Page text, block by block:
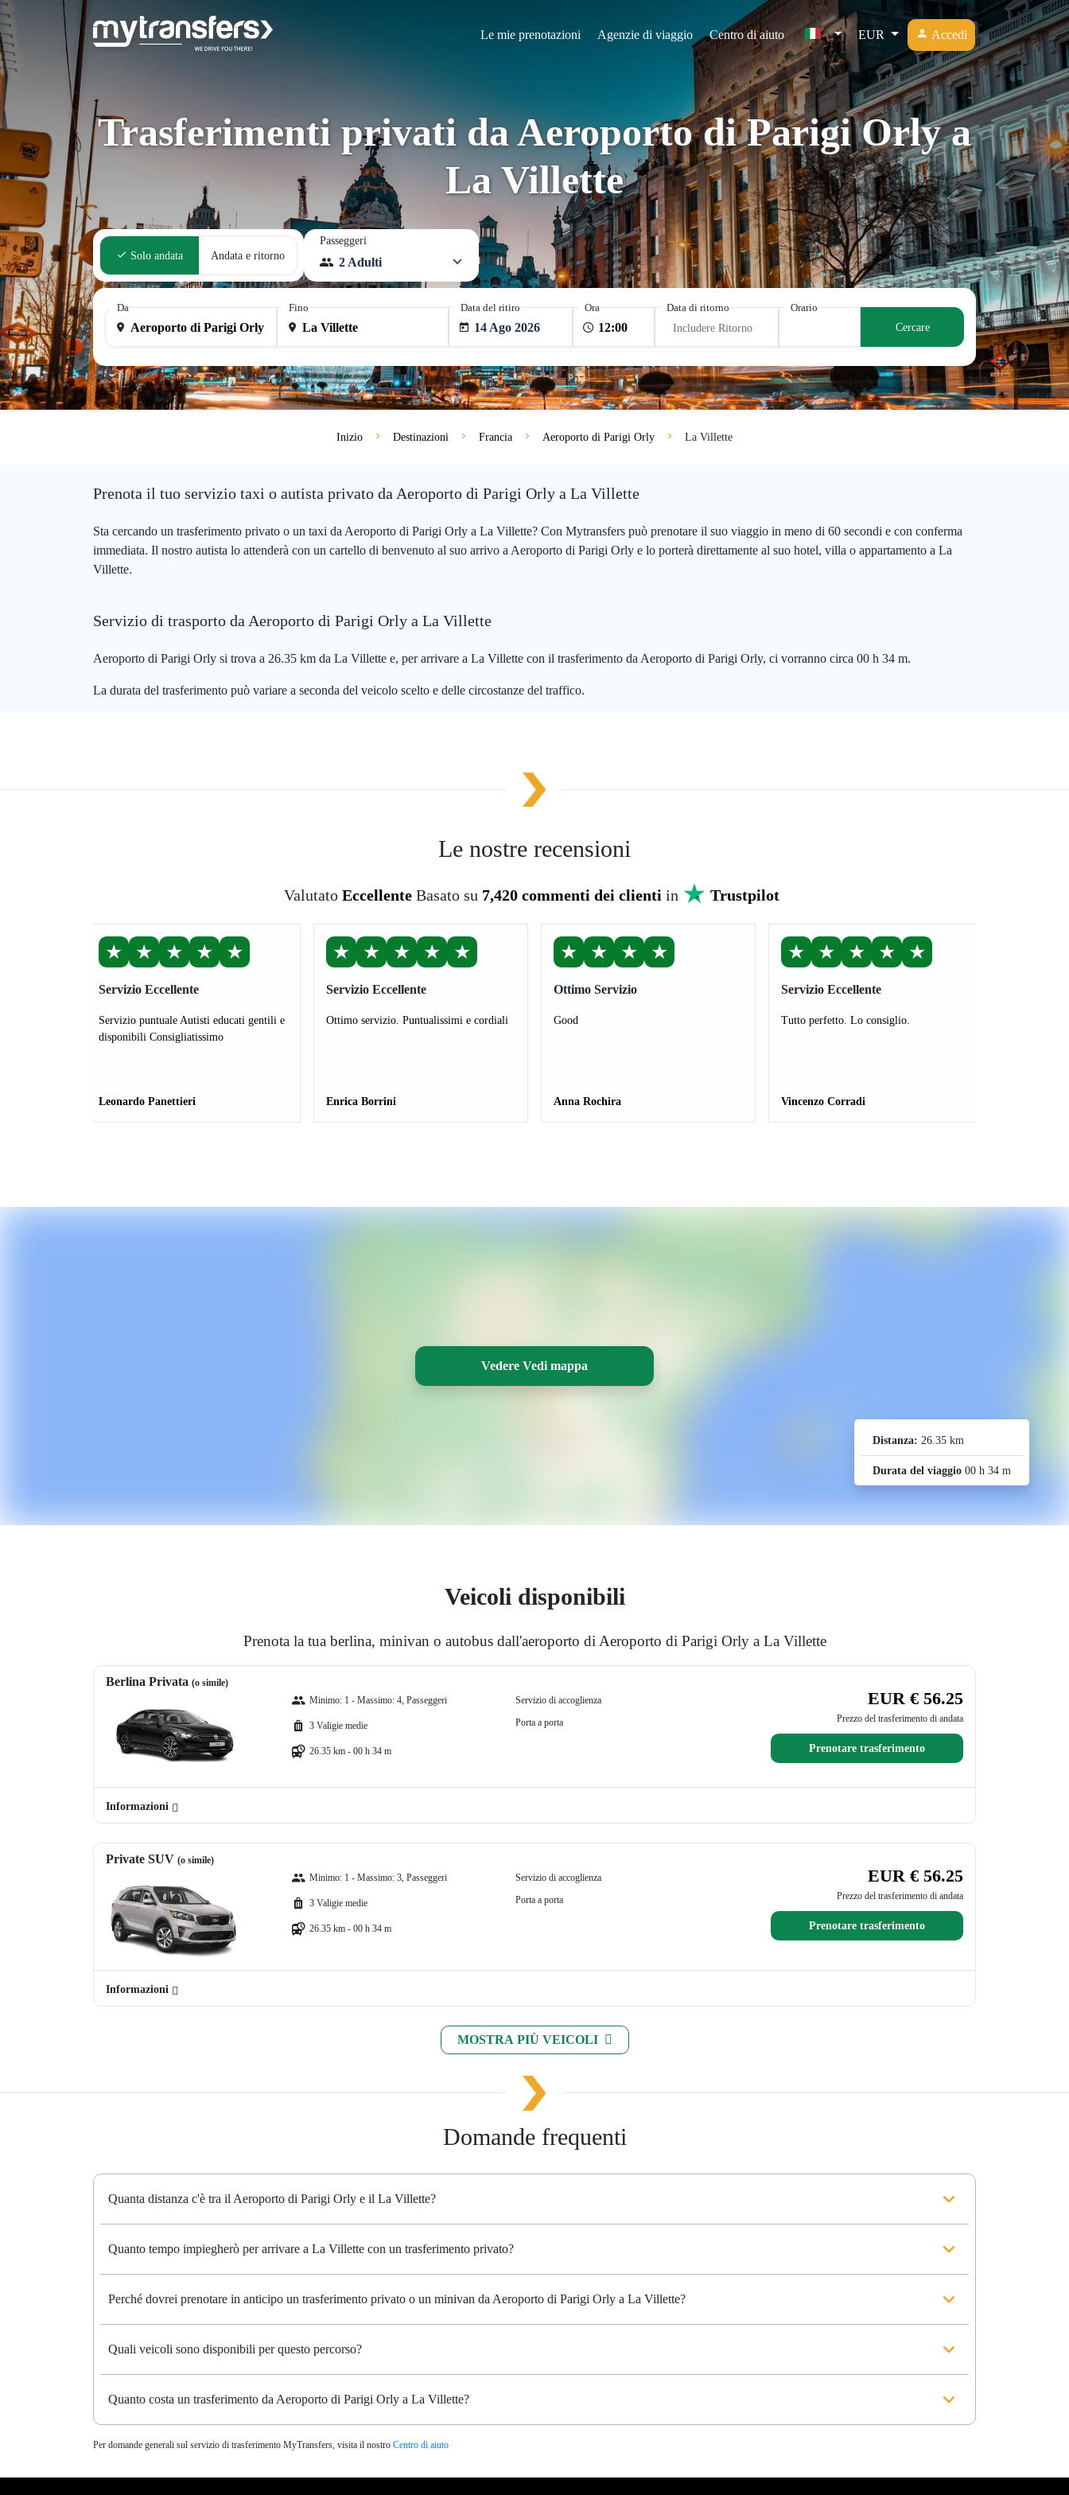
Le mie prenotazioni Agenzie di viaggio Centro di aiuto EUR Accedi
Trasferimenti privati da Aeroporto di Parigi Orly a
La Villette
Solo andata Andata e ritorno
Passeggeri
2 Adulti
Da Fino Data del ritiro
14 Ago 2026
Ora
Data di ritorno
Includere Ritorno
Orario
Cercare
Inizio Destinazioni Francia Aeroporto di Parigi Orly La Villette
Prenota il tuo servizio taxi o autista privato da Aeroporto di Parigi Orly a La Villette
Sta cercando un trasferimento privato o un taxi da Aeroporto di Parigi Orly a La Villette? Con Mytransfers può prenotare il suo viaggio in meno di 60 secondi e con conferma
immediata. Il nostro autista lo attenderà con un cartello di benvenuto al suo arrivo a Aeroporto di Parigi Orly e lo porterà direttamente al suo hotel, villa o appartamento a La
Villette.
Servizio di trasporto da Aeroporto di Parigi Orly a La Villette
Aeroporto di Parigi Orly si trova a 26.35 km da La Villette e, per arrivare a La Villette con il trasferimento da Aeroporto di Parigi Orly, ci vorranno circa 00 h 34 m.
La durata del trasferimento può variare a seconda del veicolo scelto e delle circostanze del traffico.
Le nostre recensioni
Valutato Eccellente Basato su 7,420 commenti dei clienti in Trustpilot
★ ★ ★ ★ ★
Servizio Eccellente
Servizio puntuale Autisti educati gentili e
disponibili Consigliatissimo
Leonardo Panettieri
★ ★ ★ ★ ★
Servizio Eccellente
Ottimo servizio. Puntualissimi e cordiali
Enrica Borrini
★ ★ ★ ★
Ottimo Servizio
Good
Anna Rochira
★ ★ ★ ★ ★
Servizio Eccellente
Tutto perfetto. Lo consiglio.
Vincenzo Corradi
Vedere Vedi mappa
Distanza: 26.35 km
Durata del viaggio 00 h 34 m
Veicoli disponibili
Prenota la tua berlina, minivan o autobus dall'aeroporto di Aeroporto di Parigi Orly a La Villette
Berlina Privata (o simile)
Minimo: 1 - Massimo: 4, Passeggeri
3 Valigie medie
26.35 km - 00 h 34 m
Servizio di accoglienza
Porta a porta
EUR € 56.25
Prezzo del trasferimento di andata
Prenotare trasferimento
Informazioni
Private SUV (o simile)
Minimo: 1 - Massimo: 3, Passeggeri
3 Valigie medie
26.35 km - 00 h 34 m
Servizio di accoglienza
Porta a porta
EUR € 56.25
Prezzo del trasferimento di andata
Prenotare trasferimento
Informazioni
MOSTRA PIÙ VEICOLI
Domande frequenti
Quanta distanza c'è tra il Aeroporto di Parigi Orly e il La Villette?
Quanto tempo impiegherò per arrivare a La Villette con un trasferimento privato?
Perché dovrei prenotare in anticipo un trasferimento privato o un minivan da Aeroporto di Parigi Orly a La Villette?
Quali veicoli sono disponibili per questo percorso?
Quanto costa un trasferimento da Aeroporto di Parigi Orly a La Villette?
Per domande generali sul servizio di trasferimento MyTransfers, visita il nostro Centro di aiuto